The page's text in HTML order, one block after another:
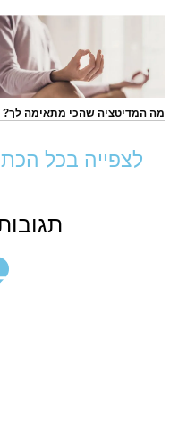
מה המדיטציה שהכי מתאימה לך?
לצפייה בכל